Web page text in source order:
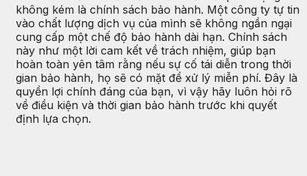
không kém là chính sách bảo hành. Một công ty tự tin
vào chất lượng dịch vụ của mình sẽ không ngần ngại
cung cấp một chế độ bảo hành dài hạn. Chính sách
này như một lời cam kết về trách nhiệm, giúp bạn
hoàn toàn yên tâm rằng nếu sự cố tái diễn trong thời
gian bảo hành, họ sẽ có mặt để xử lý miễn phí. Đây là
quyền lợi chính đáng của bạn, vì vậy hãy luôn hỏi rõ
về điều kiện và thời gian bảo hành trước khi quyết
định lựa chọn.